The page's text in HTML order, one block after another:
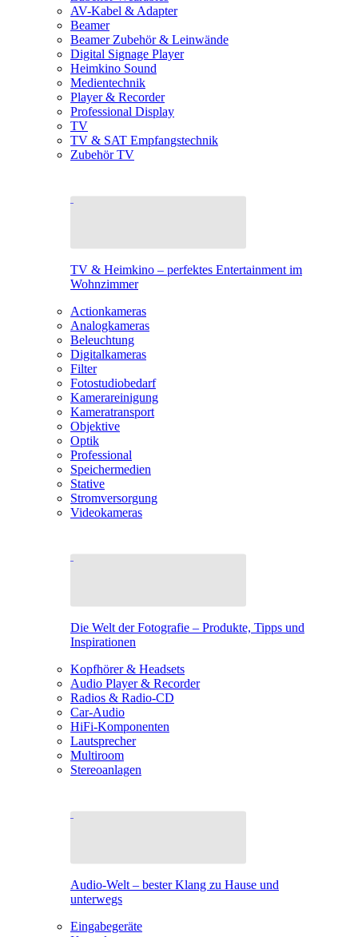
AV-Kabel & Adapter
Beamer
Beamer Zubehör & Leinwände
Digital Signage Player
Heimkino Sound
Medientechnik
Player & Recorder
Professional Display
TV
TV & SAT Empfangstechnik
Zubehör TV
TV & Heimkino – perfektes Entertainment im
Wohnzimmer
Actionkameras
Analogkameras
Beleuchtung
Digitalkameras
Filter
Fotostudiobedarf
Kamerareinigung
Kameratransport
Objektive
Optik
Professional
Speichermedien
Stative
Stromversorgung
Videokameras
Die Welt der Fotografie – Produkte, Tipps und
Inspirationen
Kopfhörer & Headsets
Audio Player & Recorder
Radios & Radio-CD
Car-Audio
HiFi-Komponenten
Lautsprecher
Multiroom
Stereoanlagen
Audio-Welt – bester Klang zu Hause und
unterwegs
Eingabegeräte